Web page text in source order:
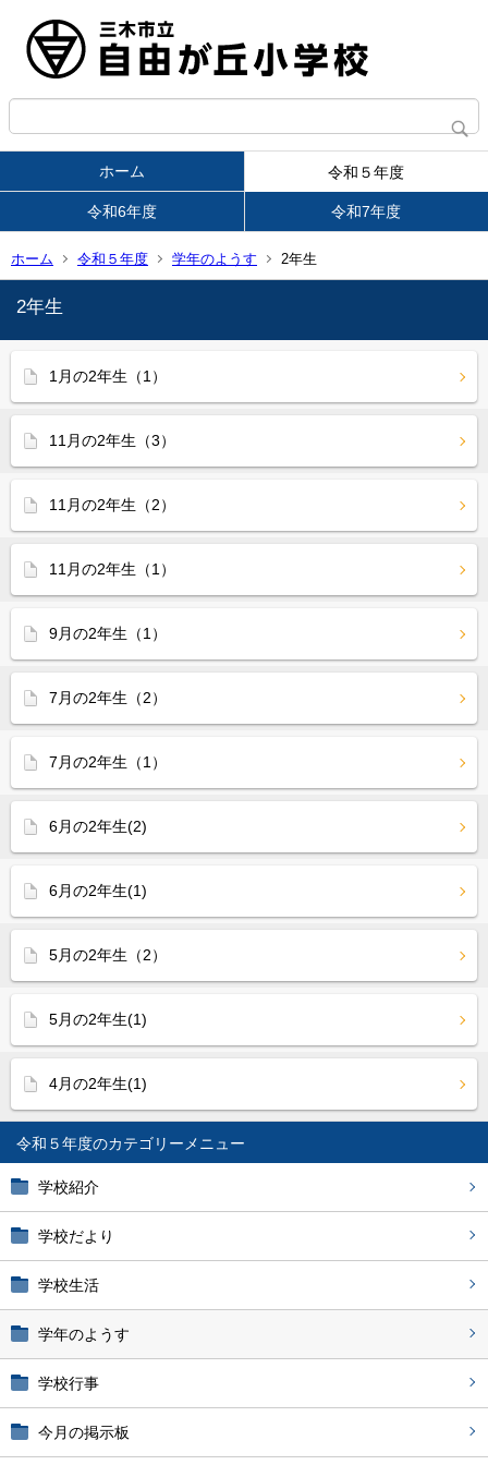
ホーム 令和５年度
令和6年度 令和7年度
ホーム 令和５年度 学年のようす 2年生
令和５年度
学校紹介
学校だより
学校生活
学年のようす
学校行事
今月の掲示板
2年生
1月の2年生（1）
11月の2年生（3）
11月の2年生（2）
11月の2年生（1）
9月の2年生（1）
7月の2年生（2）
7月の2年生（1）
6月の2年生(2)
6月の2年生(1)
5月の2年生（2）
5月の2年生(1)
4月の2年生(1)